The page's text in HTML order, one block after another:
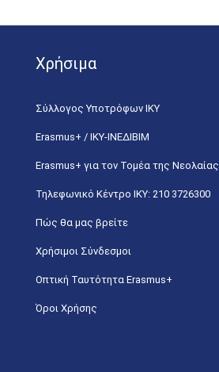
Χρήσιμα
Σύλλογος Υποτρόφων ΙΚΥ
Erasmus+ / ΙΚΥ-ΙΝΕΔΙΒΙΜ
Erasmus+ για τον Τομέα της Νεολαίας
Τηλεφωνικό Κέντρο IKY: 210 3726300
Πώς θα μας βρείτε
Χρήσιμοι Σύνδεσμοι
Οπτική Ταυτότητα Erasmus+
Όροι Χρήσης